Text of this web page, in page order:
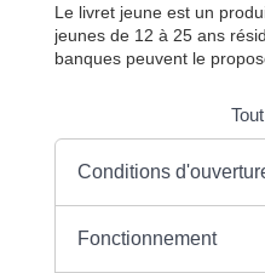
Le livret jeune est un
jeunes de 12 à 25 ans
banques peuvent le
Conditions
Fonctionnement